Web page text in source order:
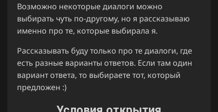
Возможно некоторые диалоги можно
выбирать чуть по-другому, но я рассказываю
именно про те, которые выбирала я.
Рассказывать буду только про те диалоги, где
есть разные варианты ответов. Если там один
вариант ответа, то выбираете тот, который
предложен :)